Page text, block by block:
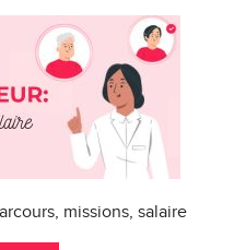
missions, salaire